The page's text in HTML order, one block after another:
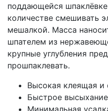
поддающейся
количестве смешивать
мешалкой. Масса
шпателем из
крупные углубления
прошпаклевать.
Высокая клеящая и
Быстрое
Минимальная